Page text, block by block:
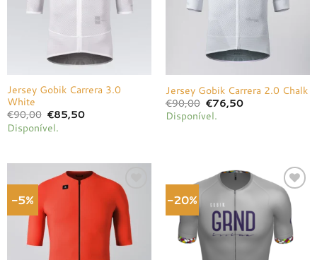
Jersey Gobik Carrera 3.0
White
€90,00 O
preço
original
€85,50O
Disponível.
Jersey Gobik Carrera 2.0 Chalk
€90,00 O
preço
original
€76,50O
Disponível.
-5%
Adicionar
à lista de
desejos
-20%
Adicionar
à lista de
desejos